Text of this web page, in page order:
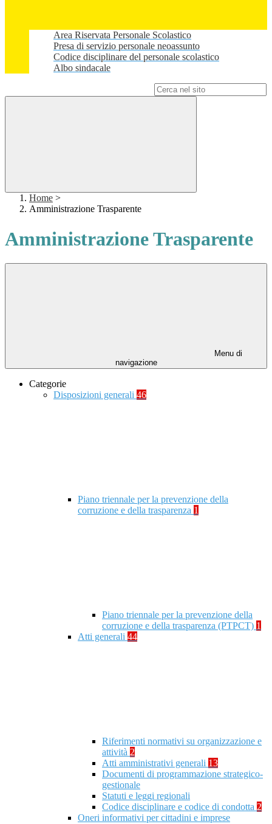
Area Riservata Personale Scolastico
Presa di servizio personale neoassunto
Codice disciplinare del personale scolastico
Albo sindacale
Home >
Amministrazione Trasparente
Amministrazione Trasparente
Menu di
navigazione
Categorie
Disposizioni generali 46
Piano triennale per la prevenzione della
corruzione e della trasparenza 1
Piano triennale per la prevenzione della
corruzione e della trasparenza (PTPCT) 1
Atti generali 44
Riferimenti normativi su organizzazione e
attività 2
Atti amministrativi generali 13
Documenti di programmazione strategico-
gestionale
Statuti e leggi regionali
Codice disciplinare e codice di condotta 2
Oneri informativi per cittadini e imprese